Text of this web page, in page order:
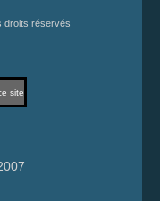
droits réservés
site